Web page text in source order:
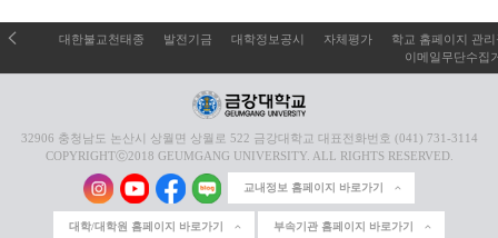
대한불교천태종 발전기금 대학정보공시 자체평가
학교 홈페이지 관
이메일무단수집
32906 충청남도 논산시 상월면 상월로 522 금강대학교 대표전화번호 (041) 731-3114
COPYRIGHTⓒ2018 GEUMGANG UNIVERSITY. ALL RIGHTS RESERVED.
교내정보 홈페이지 바로가기
대학/대학원 홈페이지 바로가기 부속기관 홈페이지 바로가기